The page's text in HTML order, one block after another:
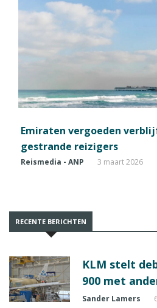
Emiraten vergoeden
gestrande reizigers
Reismedia - ANP 3 maart 2026
RECENTE BERICHTEN
KLM stelt
900 met
Sander Lamers